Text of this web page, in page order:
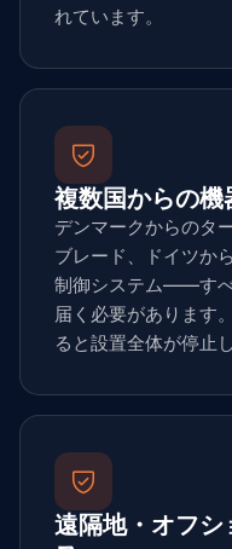
れています。
複数国からの機
デンマークからのタ
ブレード、ドイツか
制御システム——す
届く必要があります
ると設置全体が停止
遠隔地・オフシ